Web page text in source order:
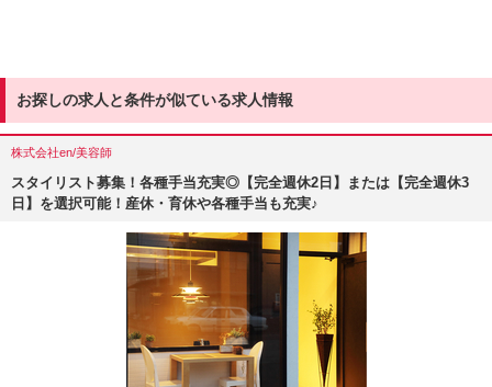
お探しの求人と条件が似ている求人情報
株式会社en/美容師
スタイリスト募集！各種手当充実◎【完全週休2日】または【完全週休3
日】を選択可能！産休・育休や各種手当も充実♪